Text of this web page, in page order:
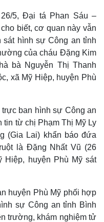
5, Đại tá Phan Sáu –
biết, cơ quan này vẫn
hình sự Công an tỉnh
của cháu Đặng Kim
bà Nguyễn Thị Thanh
xã Mỹ Hiệp, huyện Phù
ban hình sự Công an
tin từ chị Phạm Thị Mỹ Ly
(Gia Lai) khẩn báo đứa
là Đặng Nhất Vũ (26
Hiệp, huyện Phù Mỹ sát
huyện Phù Mỹ phối hợp
sự Công an tỉnh Bình
trường, khám nghiệm tử